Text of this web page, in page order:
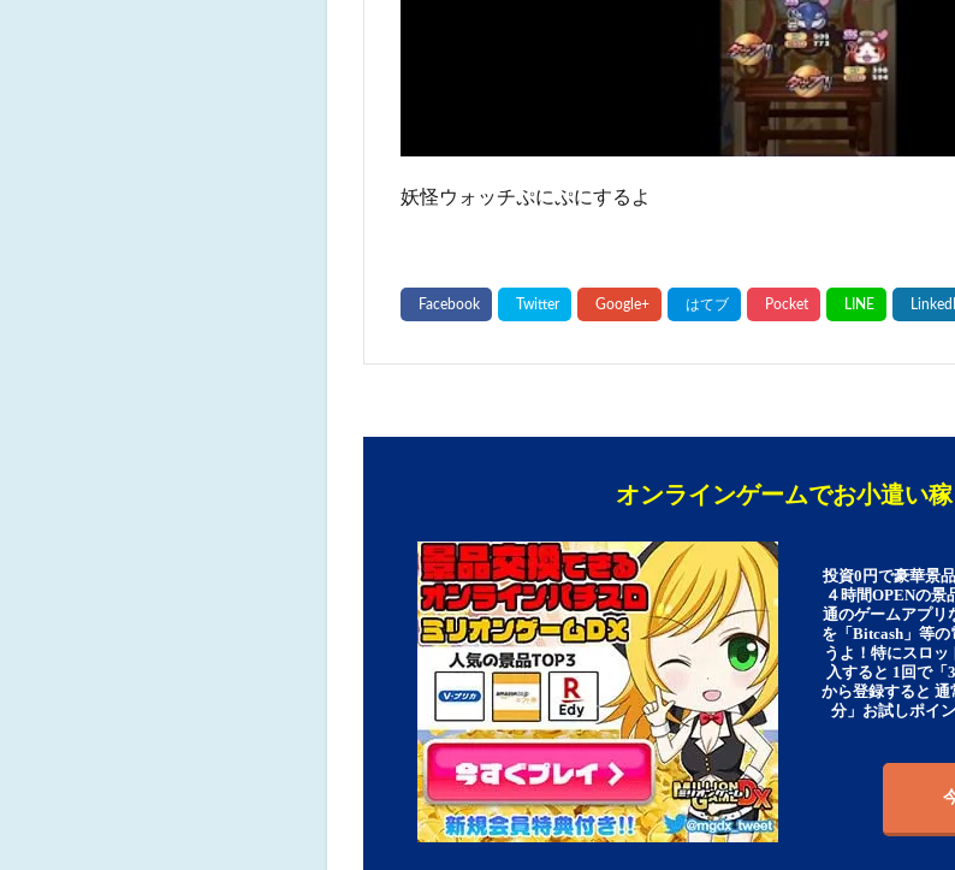
妖怪ウォッチぷにぷにするよ
オンラインゲームでお小遣い稼
投資0円で豪華景
４時間OPENの
通のゲームアプリ
を「Bitcash」等
うよ！特にスロ
入すると 1回で「
から登録すると 通
分」お試しポイ